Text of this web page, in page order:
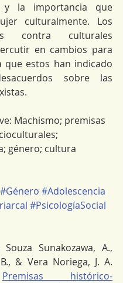
y la importancia que
culturalmente. Los
contra culturales
en cambios para
que estos han indicado
sobre las
Machismo; premisas
género; cultura
#Género #Adolescencia
#PsicologíaSocial
Sunakozawa, A.,
& Vera Noriega, J. A.
Premisas histórico-